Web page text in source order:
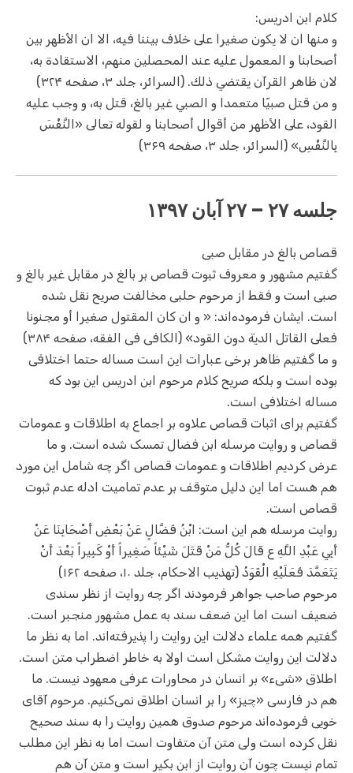
کلام ابن ادریس:
و منها ان لا يكون صغيرا على خلاف بيننا فيه، الا ان الأظهر بين
أصحابنا و المعمول عليه عند المحصلين منهم، الاستقادة به،
لان ظاهر القرآن يقتضي ذلك. (السرائر، جلد ۳، صفحه ۳۲۴)
و من قتل صبيّا متعمدا و الصبي غير بالغ، قتل به، و وجب عليه
القود، على الأظهر من أقوال أصحابنا و لقوله تعالى «النَّفْسَ
بِالنَّفْسِ» (السرائر، جلد ۳، صفحه ۳۶۹)
جلسه ۲۷ – ۲۷ آبان ۱۳۹۷
قصاص بالغ در مقابل صبی
گفتیم مشهور و معروف ثبوت قصاص بر بالغ در مقابل غیر بالغ و
صبی است و فقط از مرحوم حلبی مخالفت صریح نقل شده
است. ایشان فرموده‌اند: « و ان كان المقتول صغيرا أو مجنونا
فعلى القاتل الدية دون القود» (الکافی فی الفقه، صفحه ۳۸۴)
و ما گفتیم ظاهر برخی عبارات این است مساله حتما اختلافی
بوده است و بلکه صریح کلام مرحوم ابن ادریس این بود که
مساله اختلافی است.
گفتیم برای اثبات قصاص علاوه بر اجماع به اطلاقات و عمومات
قصاص و روایت مرسله ابن فضال تمسک شده است. و ما
عرض کردیم اطلاقات و عمومات قصاص اگر چه شامل این مورد
هم هست اما این دلیل متوقف بر عدم تمامیت ادله عدم ثبوت
قصاص است.
روایت مرسله هم این است: ابْنُ فَضَّالٍ عَنْ بَعْضِ أَصْحَابِنَا عَنْ
أَبِي عَبْدِ اللَّهِ ع قَالَ كُلُّ مَنْ قَتَلَ شَيْئاً صَغِيراً أَوْ كَبِيراً بَعْدَ أَنْ
يَتَعَمَّدَ فَعَلَيْهِ الْقَوَدُ‌ (تهذیب الاحکام، جلد ۱۰، صفحه ۱۶۲)
مرحوم صاحب جواهر فرمودند اگر چه روایت از نظر سندی
ضعیف است اما این ضعف سند به عمل مشهور منجبر است.
گفتیم همه علماء دلالت این روایت را پذیرفته‌اند. اما به نظر ما
دلالت این روایت مشکل است اولا به خاطر اضطراب متن است.
اطلاق «شیء» بر انسان در محاورات عرفی معهود نیست. ما
هم در فارسی «چیز» را بر انسان اطلاق نمی‌کنیم. مرحوم آقای
خویی فرموده‌اند مرحوم صدوق همین روایت را به سند صحیح
نقل کرده است ولی متن آن متفاوت است اما به نظر این مطلب
تمام نیست چون آن روایت از ابن بکیر است و متن آن هم